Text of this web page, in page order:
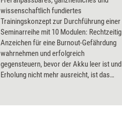
wissenschaftlich fundiertes
Trainingskonzept zur Durchführung einer
Seminarreihe mit 10 Modulen: Rechtzeitig
Anzeichen für eine Burnout-Gefährdung
wahrnehmen und erfolgreich
gegensteuern, bevor der Akku leer ist und
Erholung nicht mehr ausreicht, ist das
u.a. Symptome, Verlaufsformen,